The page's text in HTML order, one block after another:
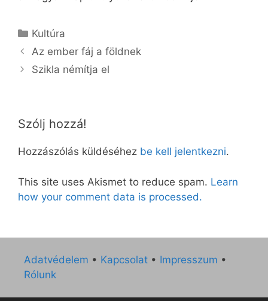
Kategória
Kultúra
Az ember fáj a földnek
Szikla némítja el
Szólj hozzá!
Hozzászólás küldéséhez be kell jelentkezni.
This site uses Akismet to reduce spam. Learn
how your comment data is processed.
Adatvédelem • Kapcsolat • Impresszum •
Rólunk